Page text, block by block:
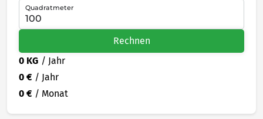
Quadratmeter
Rechnen
0 KG / Jahr
0 € / Jahr
0 € / Monat